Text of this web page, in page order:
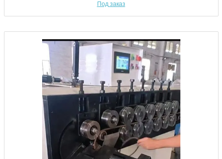
Под заказ